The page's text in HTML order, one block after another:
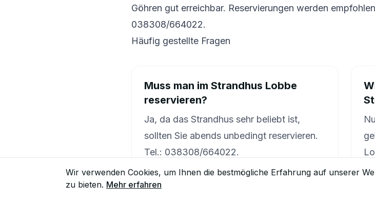
Göhren gut erreichbar. Reservierungen werden
038308/664022.
Häufig gestellte Fragen
Muss man im Strandhus Lobbe
reservieren?
Ja, da das Strandhus sehr beliebt ist,
sollten Sie abends unbedingt reservieren.
Tel.: 038308/664022.
Wir verwenden Cookies, um Ihnen die bestmögliche Erfahrung auf unserer
zu bieten. Mehr erfahren